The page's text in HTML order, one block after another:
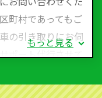
町村であってもご
の引き取りにお伺
ポート代行させて
乗らなくなってし
もっと見る